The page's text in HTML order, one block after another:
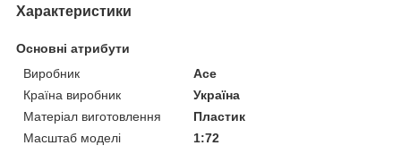
Характеристики
Основні атрибути
Виробник
Ace
Країна виробник
Україна
Матеріал виготовлення
Пластик
Масштаб моделі
1:72